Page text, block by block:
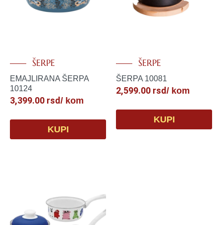
ŠERPE
EMAJLIRANA ŠERPA
10124
3,399.00 rsd / kom
KUPI
ŠERPE
ŠERPA 10081
2,599.00 rsd / kom
KUPI